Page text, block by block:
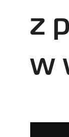
z
w